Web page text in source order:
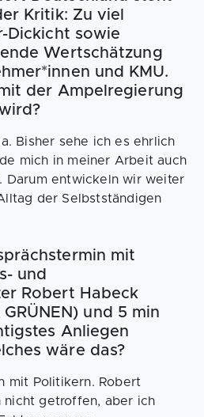
Kritik: Zu viel
Dickicht sowie
Wertschätzung
und KMU.
der Ampelregierung
Bisher sehe ich es ehrlich
mich in meiner Arbeit auch
Darum entwickeln wir weiter
der Selbstständigen
mit
und
Robert Habeck
und 5 min
Anliegen
wäre das?
mit Politikern. Robert
nicht getroffen, aber ich